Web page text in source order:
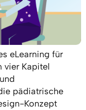
eLearning für
vier Kapitel
pädiatrische
Konzept